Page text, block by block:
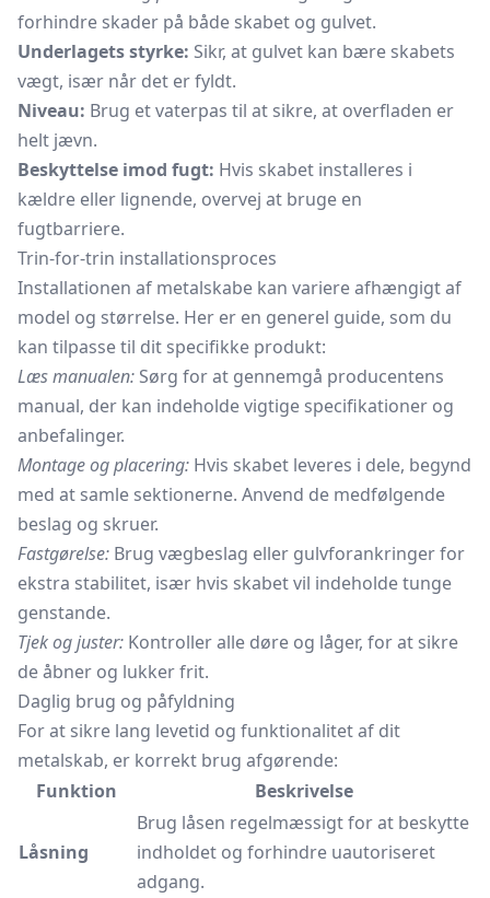
forhindre skader på både skabet og gulvet.
Underlagets styrke: Sikr, at gulvet kan bære skabets
vægt, især når det er fyldt.
Niveau: Brug et vaterpas til at sikre, at overfladen er
helt jævn.
Beskyttelse imod fugt: Hvis skabet installeres i
kældre eller lignende, overvej at bruge en
fugtbarriere.
Trin-for-trin installationsproces
Installationen af metalskabe kan variere afhængigt af
model og størrelse. Her er en generel guide, som du
kan tilpasse til dit specifikke produkt:
Læs manualen: Sørg for at gennemgå producentens
manual, der kan indeholde vigtige specifikationer og
anbefalinger.
Montage og placering: Hvis skabet leveres i dele, begynd
med at samle sektionerne. Anvend de medfølgende
beslag og skruer.
Fastgørelse: Brug vægbeslag eller gulvforankringer for
ekstra stabilitet, især hvis skabet vil indeholde tunge
genstande.
Tjek og juster: Kontroller alle døre og låger, for at sikre
de åbner og lukker frit.
Daglig brug og påfyldning
For at sikre lang levetid og funktionalitet af dit
metalskab, er korrekt brug afgørende:
Funktion
Beskrivelse
Låsning
Brug låsen regelmæssigt for at beskytte
indholdet og forhindre uautoriseret
adgang.